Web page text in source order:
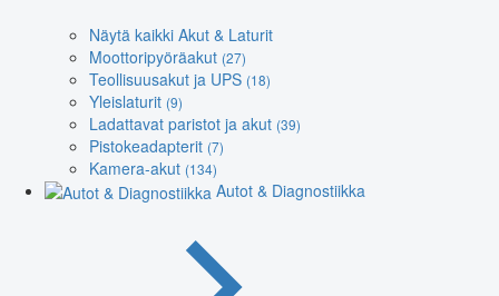
Näytä kaikki Akut & Laturit
Moottoripyöräakut (27)
Teollisuusakut ja UPS (18)
Yleislaturit (9)
Ladattavat paristot ja akut (39)
Pistokeadapterit (7)
Kamera-akut (134)
Autot & Diagnostiikka